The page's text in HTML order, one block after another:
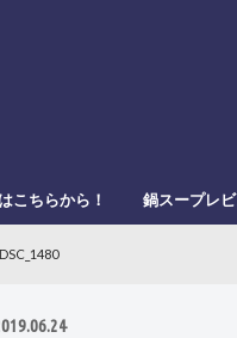
こちらから！ 鍋スープレ
DSC_1480